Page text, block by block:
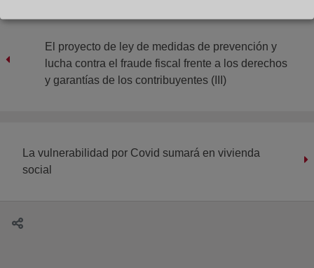
El proyecto de ley de medidas de prevención y
lucha contra el fraude fiscal frente a los derechos
y garantías de los contribuyentes (III)
La vulnerabilidad por Covid sumará en vivienda
social